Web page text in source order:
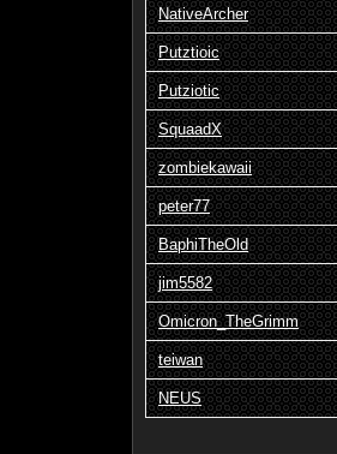
NativeArcher
Putztioic
Putziotic
SquaadX
zombiekawaii
peter77
BaphiTheOld
jim5582
Omicron_TheGrimm
teiwan
NEUS